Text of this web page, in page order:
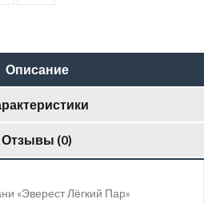
Описание
Отзывы (0)
«Эверест Лёгкий Пар»